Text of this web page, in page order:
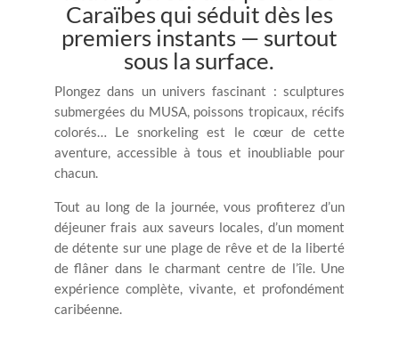
Caraïbes qui séduit dès les
premiers instants — surtout
sous la surface.
Plongez dans un univers fascinant : sculptures
submergées du MUSA, poissons tropicaux, récifs
colorés… Le snorkeling est le cœur de cette
aventure, accessible à tous et inoubliable pour
chacun.
Tout au long de la journée, vous profiterez d’un
déjeuner frais aux saveurs locales, d’un moment
de détente sur une plage de rêve et de la liberté
de flâner dans le charmant centre de l’île. Une
expérience complète, vivante, et profondément
caribéenne.